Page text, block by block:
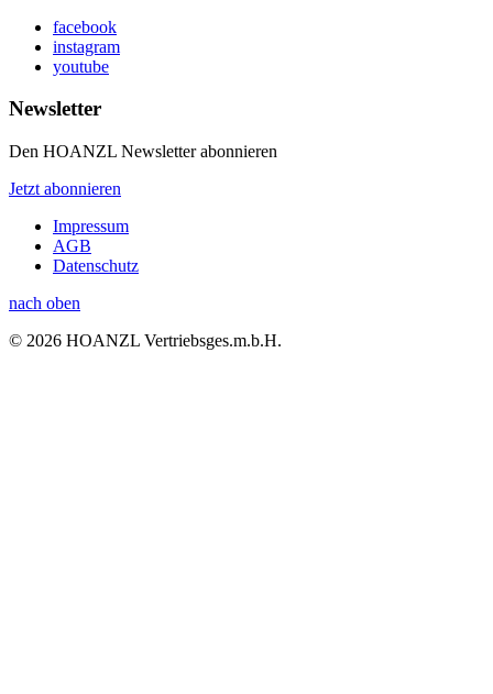
facebook
instagram
youtube
Newsletter
Den HOANZL Newsletter abonnieren
Jetzt abonnieren
Impressum
AGB
Datenschutz
nach oben
© 2026 HOANZL Vertriebsges.m.b.H.